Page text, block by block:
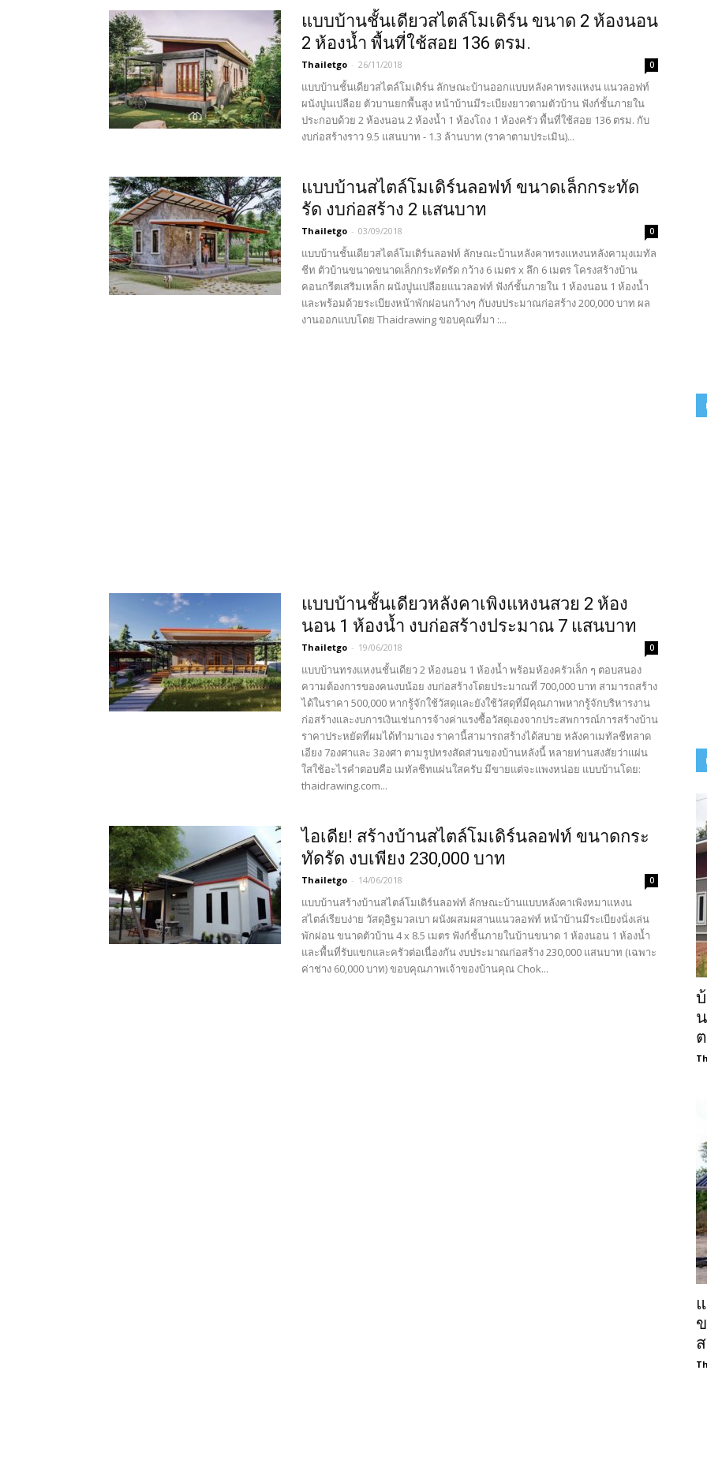
แบบบ้านชั้นเดียวสไตล์โมเดิร์น ขนาด 2 ห้องนอน
2 ห้องน้ำ พื้นที่ใช้สอย 136 ตรม.
Thailetgo - 26/11/2018 0
แบบบ้านชั้นเดียวสไตล์โมเดิร์น ลักษณะบ้านออกแบบหลังคาทรงแหงน แนวลอฟท์
ผนังปูนเปลือย ตัวบานยกพื้นสูง หน้าบ้านมีระเบียงยาวตามตัวบ้าน ฟังก์ชั้นภายใน
ประกอบด้วย 2 ห้องนอน 2 ห้องน้ำ 1 ห้องโถง 1 ห้องครัว พื้นที่ใช้สอย 136 ตรม. กับ
งบก่อสร้างราว 9.5 แสนบาท - 1.3 ล้านบาท (ราคาตามประเมิน)...
แบบบ้านสไตล์โมเดิร์นลอฟท์ ขนาดเล็กกระทัด
รัด งบก่อสร้าง 2 แสนบาท
Thailetgo - 03/09/2018 0
แบบบ้านชั้นเดียวสไตล์โมเดิร์นลอฟท์ ลักษณะบ้านหลังคาทรงแหงนหลังคามุงเมทัล
ชีท ตัวบ้านขนาดขนาดเล็กกระทัดรัด กว้าง 6 เมตร x ลึก 6 เมตร โครงสร้างบ้าน
คอนกรีตเสริมเหล็ก ผนังปูนเปลือยแนวลอฟท์ ฟังก์ชั้นภายใน 1 ห้องนอน 1 ห้องน้ำ
และพร้อมด้วยระเบียงหน้าพักผ่อนกว้างๆ กับงบประมาณก่อสร้าง 200,000 บาท ผล
งานออกแบบโดย Thaidrawing ขอบคุณที่มา :...
แบบบ้านชั้นเดียวหลังคาเพิงแหงนสวย 2 ห้อง
นอน 1 ห้องน้ำ งบก่อสร้างประมาณ 7 แสนบาท
Thailetgo - 19/06/2018 0
แบบบ้านทรงแหงนชั้นเดียว 2 ห้องนอน 1 ห้องน้ำ พร้อมห้องครัวเล็ก ๆ ตอบสนอง
ความต้องการของคนงบน้อย งบก่อสร้างโดยประมาณที่ 700,000 บาท สามารถสร้าง
ได้ในราคา 500,000 หากรู้จักใช้วัสดุและยังใช้วัสดุที่มีคุณภาพหากรู้จักบริหารงาน
ก่อสร้างและงบการเงินเช่นการจ้างค่าแรงซื้อวัสดุเองจากประสพการณ์การสร้างบ้าน
ราคาประหยัดที่ผมได้ทำมาเอง ราคานี้สามารถสร้างได้สบาย หลังคาเมทัลชีทลาด
เอียง 7องศาและ 3องศา ตามรูปทรงสัดส่วนของบ้านหลังนี้ หลายท่านสงสัยว่าแผ่น
ใสใช้อะไรคำตอบคือ เมทัลชีทแผ่นใสครับ มีขายแต่จะแพงหน่อย แบบบ้านโดย:
thaidrawing.com...
ไอเดีย! สร้างบ้านสไตล์โมเดิร์นลอฟท์ ขนาดกระ
ทัดรัด งบเพียง 230,000 บาท
Thailetgo - 14/06/2018 0
แบบบ้านสร้างบ้านสไตล์โมเดิร์นลอฟท์ ลักษณะบ้านแบบหลังคาเพิงหมาแหงน
สไตล์เรียบง่าย วัสดุอิฐมวลเบา ผนังผสมผสานแนวลอฟท์ หน้าบ้านมีระเบียงนั่งเล่น
พักผ่อน ขนาดตัวบ้าน 4 x 8.5 เมตร ฟังก์ชั้นภายในบ้านขนาด 1 ห้องนอน 1 ห้องน้ำ
และพื้นที่รับแขกและครัวต่อเนื่องกัน งบประมาณก่อสร้าง 230,000 แสนบาท (เฉพาะ
ค่าช่าง 60,000 บาท) ขอบคุณภาพเจ้าของบ้านคุณ Chok...